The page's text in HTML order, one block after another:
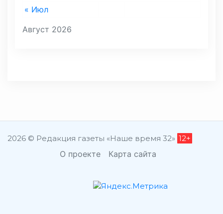
Август 2026
« Июл
2026 © Редакция газеты «Наше время 32» 12+
О проекте Карта сайта